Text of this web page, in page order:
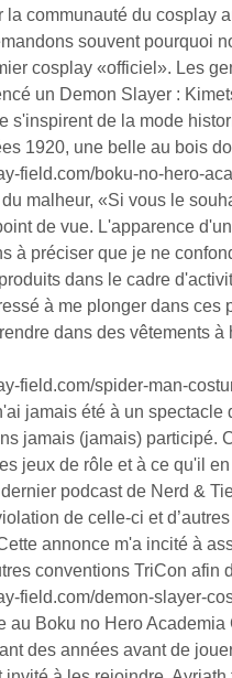
la communauté du cosplay
souvent pourquoi
cosplay «officiel». Les
un Demon Slayer :
s'inspirent de la mode
1920, une belle au bois
field.com/boku-no-hero-
malheur, «Si vous le
de vue. L'apparence
à préciser que je ne
dans le cadre
à me plonger dans
dans des vêtements
field.com/spider-man-
jamais été à un
jamais (jamais) participé.
jeux de rôle et à ce qu'il
podcast de Nerd &
de celle-ci et
annonce m'a incité à
conventions TriCon afin
field.com/demon-slayer-
au Boku no Hero
des années avant de